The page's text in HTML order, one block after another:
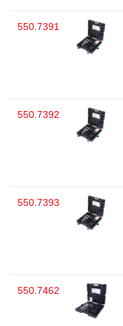
550.7391
550.7392
550.7393
550.7462